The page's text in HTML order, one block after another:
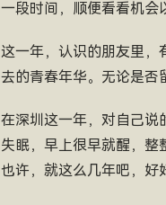
一段时间，顺便看看机会
这一年，认识的朋友里，
去的青春年华。无论是否
在深圳这一年，对自己说
失眠，早上很早就醒，整
也许，就这么几年吧，好